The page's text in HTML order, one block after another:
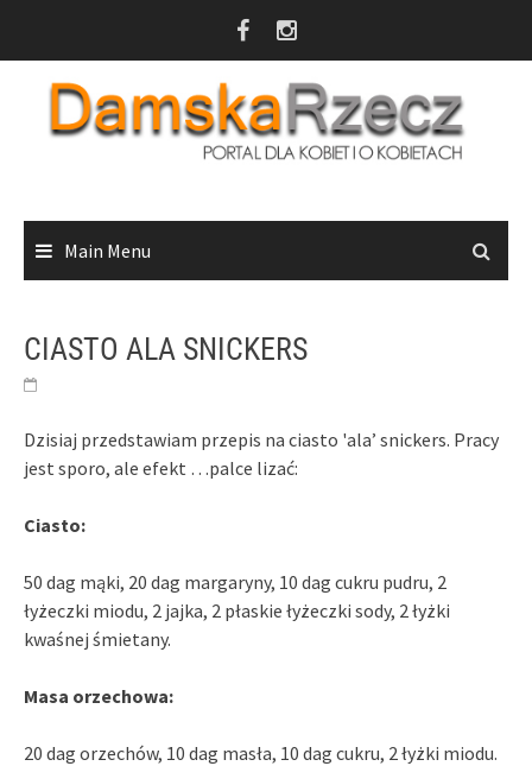
Main Menu
CIASTO ALA SNICKERS
Dzisiaj przedstawiam przepis na ciasto 'ala’ snickers. Pracy
jest sporo, ale efekt …palce lizać:
Ciasto:
50 dag mąki, 20 dag margaryny, 10 dag cukru pudru, 2
łyżeczki miodu, 2 jajka, 2 płaskie łyżeczki sody, 2 łyżki
kwaśnej śmietany.
Masa orzechowa:
20 dag orzechów, 10 dag masła, 10 dag cukru, 2 łyżki miodu.